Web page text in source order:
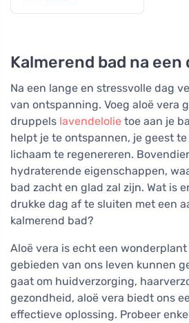
Kalmerend bad na een
Na een lange en stressvolle dag
van ontspanning. Voeg aloë vera
druppels lavendelolie toe aan je
helpt je te ontspannen, je geest
lichaam te regenereren.
hydraterende eigenschappen,
bad zacht en glad zal zijn. Wat is
drukke dag af te sluiten met een
kalmerend bad?
Aloë vera is echt een
gebieden van ons leven kunnen
gaat om huidverzorging,
gezondheid, aloë vera biedt ons
effectieve oplossing. Probeer